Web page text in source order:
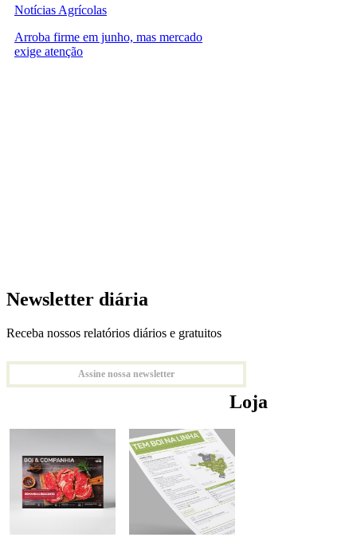
Notícias Agrícolas
Arroba firme em junho, mas mercado
exige atenção
Newsletter diária
Receba nossos relatórios diários e gratuitos
Assine nossa newsletter
Loja